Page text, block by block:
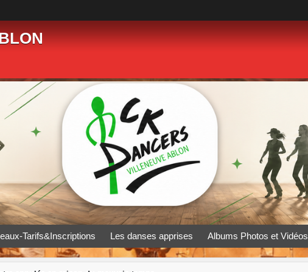
Tarifs&Inscriptions Les danses apprises Albums Photos et Vidéos